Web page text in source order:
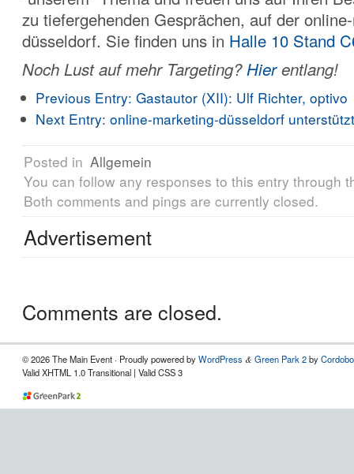
zu tiefergehenden Gesprächen, auf der
düsseldorf. Sie finden uns in Halle 10 Stand
Noch Lust auf mehr Targeting?Hierentlang!
Previous Entry: Gastautor (XII): Ulf Richter, optivo
Next Entry: online-marketing-düsseldorf
Posted in Allgemein
You can follow any responses to this entry through
Both comments and pings are currently closed.
Advertisement
Comments are closed.
© 2026 The Main Event · Proudly powered byWordPress & Green Park 2byCordobo
Valid XHTML 1.0 Transitional | Valid CSS 3